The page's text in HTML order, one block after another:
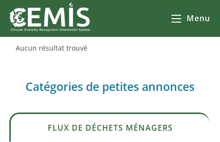
Menu
Aucun résultat trouvé
Catégories de petites annonces
FLUX DE DÉCHETS MÉNAGERS